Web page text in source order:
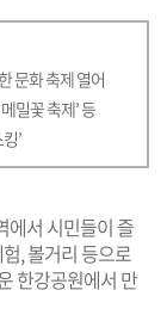
문화 축제 열어
밀꽃 축제’ 등
’
에서 시민들이 즐
, 볼거리 등으로
한강공원에서 만